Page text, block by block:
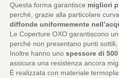
Questa forma garantisce migliori
perché, grazie alla particolare
diffonde uniformemente
Le Coperture OXO garantiscono
perché non presentano punti
Inoltre hanno uno spessore di 500
assicura una resistenza ancora
È realizzata con materiale